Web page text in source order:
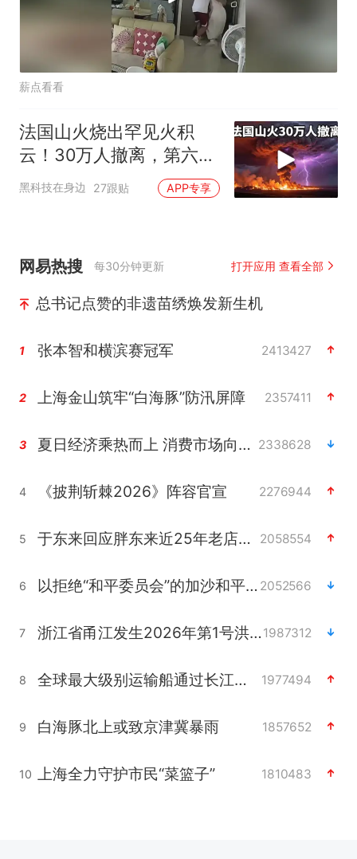
薪点看看
法国山火烧出罕见火积
云！30万人撤离，第六代
火灾到底有多恐怖？
黑科技在身边 27跟贴 APP专享
网易热搜 每30分钟更新 打开应用 查看全部
总书记点赞的非遗苗绣焕发新生机
1 张本智和横滨赛冠军 2413427
2 上海金山筑牢“白海豚”防汛屏障 2357411
3 夏日经济乘热而上 消费市场向新而行 2338628
4 《披荆斩棘2026》阵容官宣 2276944
5 于东来回应胖东来近25年老店年底关闭 2058554
6 以拒绝“和平委员会”的加沙和平计划 2052566
7 浙江省甬江发生2026年第1号洪水1987312
8 全球最大级别运输船通过长江大桥 1977494
9 白海豚北上或致京津冀暴雨 1857652
10 上海全力守护市民“菜篮子” 1810483